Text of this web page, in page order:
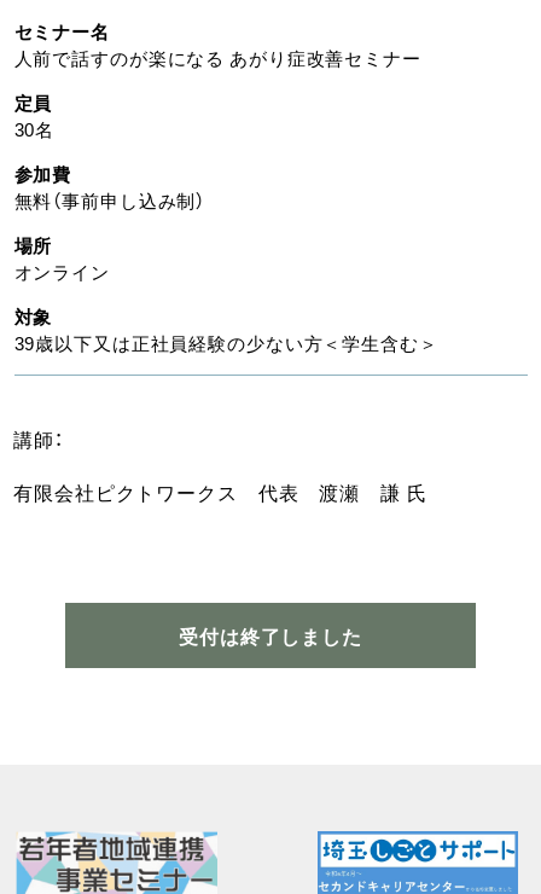
セミナー名
人前で話すのが楽になる あがり症改善セミナー
定員
30名
参加費
無料（事前申し込み制）
場所
オンライン
対象
39歳以下又は正社員経験の少ない方＜学生含む＞
講師：
有限会社ピクトワークス 代表 渡瀬 謙 氏
受付は終了しました